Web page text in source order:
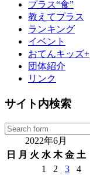
プラス“食”
教えてプラス
ランキング
イベント
おてんキッズ+
団体紹介
リンク
サイト内検索
2022年6月
日
月 火 水 木 金 土
1
2 3 4